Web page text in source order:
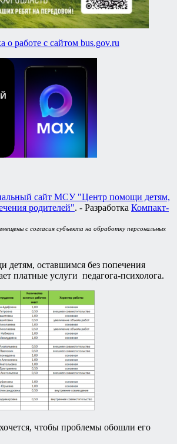
о работе с сайтом bus.gov.ru
сайт МСУ "Центр помощи детям,
родителей". - Разработка Компакт-
с согласия субъекта на обработку персональных
оставшимся без попечения
платные услуги педагога-психолога.
чтобы проблемы обошли его